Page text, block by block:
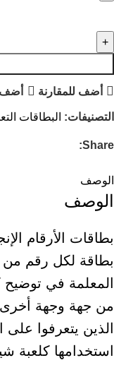
أضف للمقارنة أضف
التصنيفات: البطاقات
Share:
الوصف
الوصف
بطاقات الأرقام
بطاقة لكل رقم من
المعلمة في
من جهة وجهة
الذين يتعرفوا على
استخدامها كلعبة